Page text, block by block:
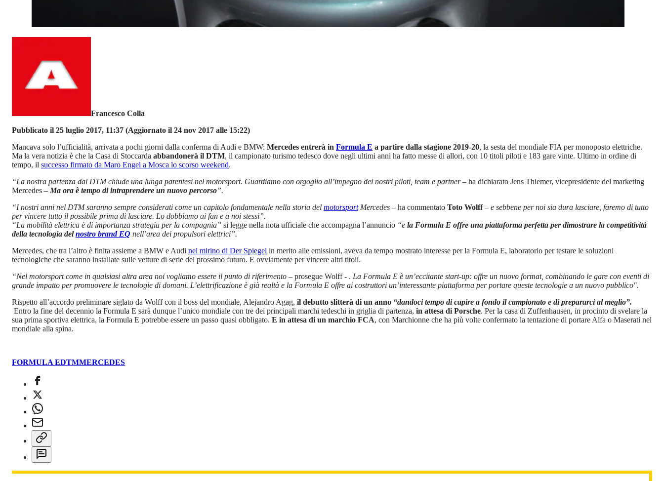
Francesco Colla
Pubblicato il 25 luglio 2017, 11:37 (Aggiornato il 24 nov 2017 alle 15:22)
Mancava solo l’ufficialità, arrivata a pochi giorni dalla conferma di Audi e BMW: Mercedes entrerà in Formula E a partire dalla stagione 2019-20, la sesta del mondiale FIA per monoposto elettriche.
Ma la vera notizia è che la Casa di Stoccarda abbandonerà il DTM, il campionato turismo tedesco dove negli ultimi anni ha fatto messe di allori, con 10 titoli piloti e 183 gare vinte. Ultimo in ordine di
tempo, il successo firmato da Maro Engel a Mosca lo scorso weekend.
“La nostra partenza dal DTM chiude una lunga parentesi nel motorsport. Guardiamo con orgoglio all’impegno dei nostri piloti, team e partner– ha dichiarato Jens Thiemer, vicepresidente del marketing
Mercedes – Ma ora è tempo di intraprendere un nuovo percorso”.
“I nostri anni nel DTM saranno sempre considerati come un capitolo fondamentale nella storia del motorsportMercedes – ha commentato Toto Wolff– e sebbene per noi sia dura lasciare, faremo di tutto
per vincere tutto il possibile prima di lasciare. Lo dobbiamo ai fan e a noi stessi”.
“La mobilità elettrica è di importanza strategia per la compagnia” si legge nella nota ufficiale che accompagna l’annuncio “e la Formula E offre una piattaforma perfetta per dimostrare la competitività
della tecnologia delnostro brand EQ nell’area dei propulsori elettrici”.
Mercedes, che tra l’altro è finita assieme a BMW e Audi nel mirino di Der Spiegel in merito alle emissioni, aveva da tempo mostrato interesse per la Formula E, laboratorio per testare le soluzioni
tecnologiche che saranno installate sulle vetture di serie del prossimo futuro. E ovviamente per vincere altri titoli.
“Nel motorsport come in qualsiasi altra area noi vogliamo essere il punto di riferimento – prosegue Wolff - . La Formula E è un’eccitante start-up: offre un nuovo format, combinando le gare con eventi di
grande impatto per promuovere le tecnologie di domani. L’elettrificazione è già realtà e la Formula E offre ai costruttori un’interessante piattaforma per portare queste tecnologie a un nuovo pubblico".
Rispetto all’accordo preliminare siglato da Wolff con il boss del mondiale, Alejandro Agag, il debutto slitterà di un anno “dandoci tempo di capire a fondo il campionato e di prepararci al meglio”.
Entro la fine del decennio la Formula E sarà dunque l’unico mondiale con tre dei principali marchi tedeschi in griglia di partenza, in attesa di Porsche. Per la casa di Zuffenhausen, in procinto di svelare la
sua prima sportiva elettrica, la Formula E potrebbe essere un passo quasi obbligato. E in attesa di un marchio FCA, con Marchionne che ha più volte confermato la tentazione di portare Alfa o Maserati nel
mondiale alla spina.
FORMULA EDTMMERCEDES